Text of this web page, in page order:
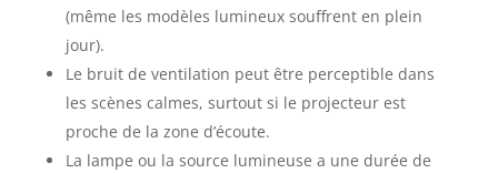
(même les modèles lumineux souffrent en plein
jour).
Le bruit de ventilation peut être perceptible dans
les scènes calmes, surtout si le projecteur est
proche de la zone d’écoute.
La lampe ou la source lumineuse a une durée de